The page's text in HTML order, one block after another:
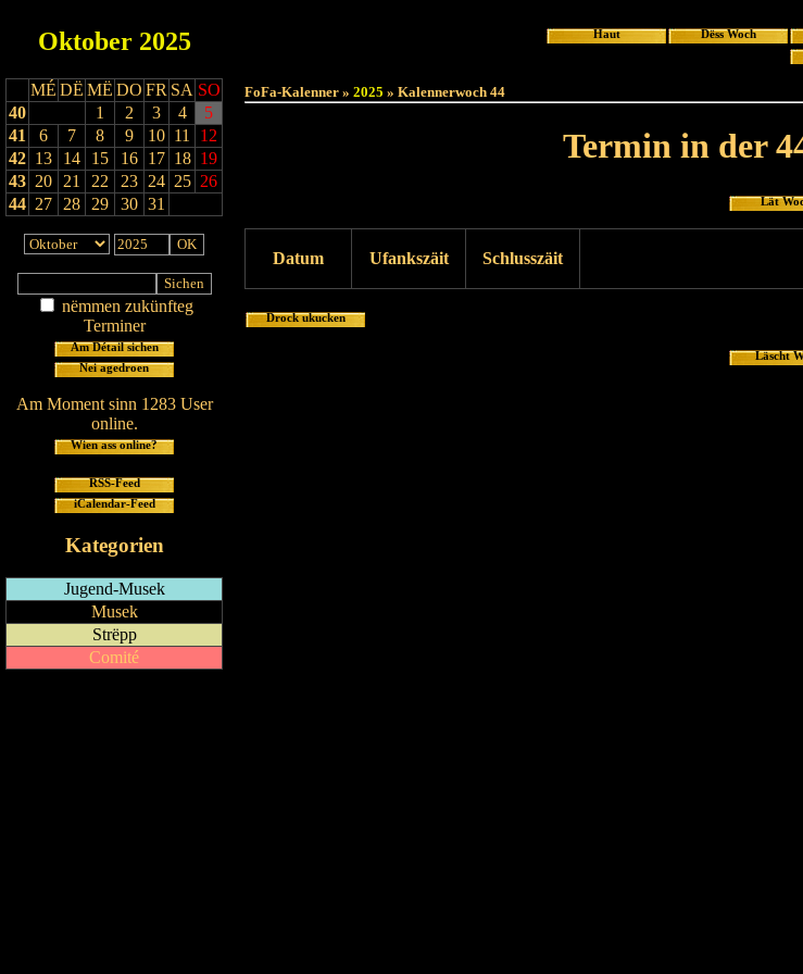
Oktober 2025
MÉ DË MË DO FR SA SO
40
1 2 3 4
5
41
6 7 8 9 10 11
12
42 13 14 15 16 17 18 19
43 20 21 22 23 24 25 26
44 27 28 29 30 31
nëmmen zukünfteg
Terminer
Am Détail sichen
Nei agedroen
Am Moment sinn 1283 User
online.
Wien ass online?
RSS-Feed
iCalendar-Feed
Kategorien
Jugend-Musek
Musek
Strëpp
Comité
Haut Dëss Woch
FoFa-Kalenner » 2025 » Kalennerwoch 44
Termin in der
Lät
Datum Ufankszäit Schlusszäit
Drock ukucken
Läscht